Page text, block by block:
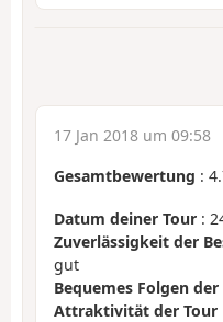
17 Jan 2018 um 09:58
Gesamtbewertung :
Datum deiner Tour :
Zuverlässigkeit der
gut
Bequemes Folgen der
Attraktivität der Tour